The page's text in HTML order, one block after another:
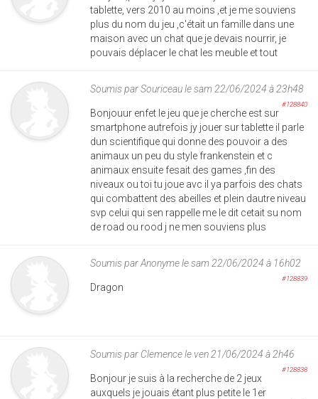
tablette, vers 2010 au moins ,et je me souviens
plus du nom du jeu ,c'était un famille dans une
maison avec un chat que je devais nourrir, je
pouvais déplacer le chat les meuble et tout
Soumis parSouriceaule sam 22/06/2024 à 23h48
#128840
Bonjouur enfet le jeu que je cherche est sur
smartphone autrefois jy jouer sur tablette il parle
dun scientifique qui donne des pouvoir a des
animaux un peu du style frankenstein et c
animaux ensuite fesait des games ,fin des
niveaux ou toi tu joue avc il ya parfois des chats
qui combattent des abeilles et plein dautre niveau
svp celui qui sen rappelle me le dit cetait su nom
de road ou rood j ne men souviens plus
Soumis parAnonymele sam 22/06/2024 à 16h02
#128839
Dragon
Soumis par Clemencele ven 21/06/2024 à 2h46
#128838
Bonjour je suis à la recherche de 2 jeux
auxquels je jouais étant plus petite le 1er